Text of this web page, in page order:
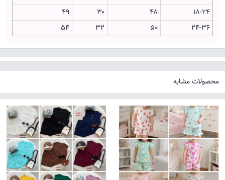
۱۸-۲۴
۴۸ ۳۰
۴۹
۲۴-۳۶
۵۰ ۳۲ ۵۴
محصولات مشابه